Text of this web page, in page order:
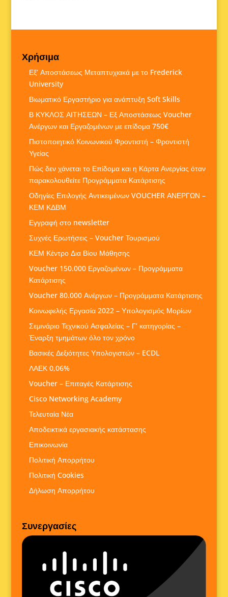
Χρήσιμα
Εξ’ Αποστάσεως Μεταπτυχιακά με το Frederick
University
Βιωματικό Εργαστήριο για ανάπτυξη Soft Skills
Β ΚΥΚΛΟΣ ΑΙΤΗΣΕΩΝ – Εξ Αποστάσεως Voucher
Ανέργων και Εργαζομένων με επίδομα 750€
Πιστοποιητικό Κοινωνικού Φροντιστή – Φροντιστή
Υγείας
Πώς δεν χάνεται το Επίδομα και η Κάρτα Ανεργίας όταν
παρακολουθείτε Προγράμματα Κατάρτισης
Οδηγίες Επιλογής Αντικειμένων VOUCHER ΑΝΕΡΓΩΝ –
ΚΕΜ ΚΔΒΜ
Εγγραφή στο newsletter
Συχνές Ερωτήσεις – Voucher Τουρισμού
ΚΕΜ Κέντρο Δια Βίου Μάθησης
Voucher 150.000 Εργαζομένων – Προγράμματα
Κατάρτισης
Voucher 80.000 Ανέργων – Προγράμματα Κατάρτισης
Κοινωφελής Εργασία 2022 – Υπολογισμός Μορίων
Σεμινάριο Τεχνικού Ασφαλείας – Γ’ κατηγορίας –
Έναρξη τμημάτων όλο τον χρόνο
Βασικές Δεξιότητες Υπολογιστών – ECDL
ΛΑΕΚ 0,06%
Voucher – Επιταγές Κατάρτισης
Cisco Networking Academy
Τελευταία Νέα
Αποδεικτικά εργασιακής κατάστασης
Επικοινωνία
Πολιτική Απορρήτου
Πολιτική Cookies
Δήλωση Απορρήτου
Συνεργασίες